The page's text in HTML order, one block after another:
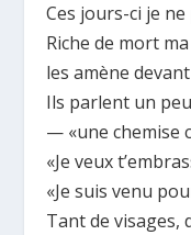
Ces jours-ci je
Riche de mort
les amène
Ils parlent un
— «une chemise
«Je veux
«Je suis venu
Tant de visages,